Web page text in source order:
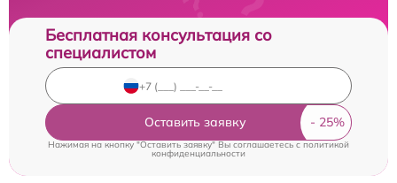
Бесплатная консультация со
специалистом
Оставить заявку
Нажимая на кнопку "Оставить заявку" Вы соглашаетесь c политикой
конфиденциальности